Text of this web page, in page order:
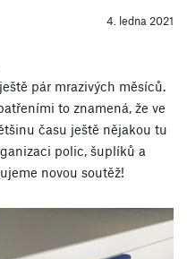
4. ledna 2021
pár mrazivých měsíců.
to znamená, že ve
času ještě nějakou tu
polic, šuplíků a
novou soutěž!